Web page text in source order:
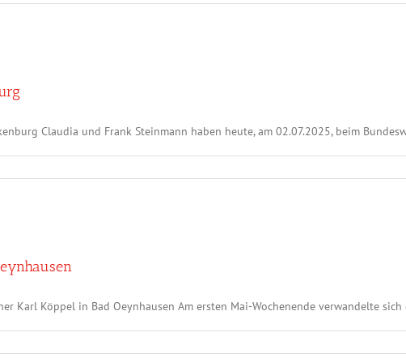
Claudia und Frank Steinmann haben heute, am 02.07.2025, beim
Karl Köppel in Bad Oeynhausen Am ersten Mai-Wochenende verwandelte